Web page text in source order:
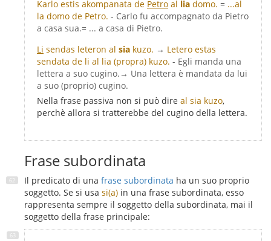
Karlo estis akompanata de Petro al lia domo. = ...al
la domo de Petro. - Carlo fu accompagnato da Pietro
a casa sua.= ... a casa di Pietro.
Li sendas leteron al sia kuzo. → Letero estas
sendata de li al lia (propra) kuzo. - Egli manda una
lettera a suo cugino.→ Una lettera è mandata da lui
a suo (proprio) cugino.
Nella frase passiva non si può dire al sia kuzo,
perchè allora si tratterebbe del cugino della lettera.
Frase subordinata
Il predicato di una frase subordinata ha un suo proprio
soggetto. Se si usa si(a) in una frase subordinata, esso
rappresenta sempre il soggetto della subordinata, mai il
soggetto della frase principale: